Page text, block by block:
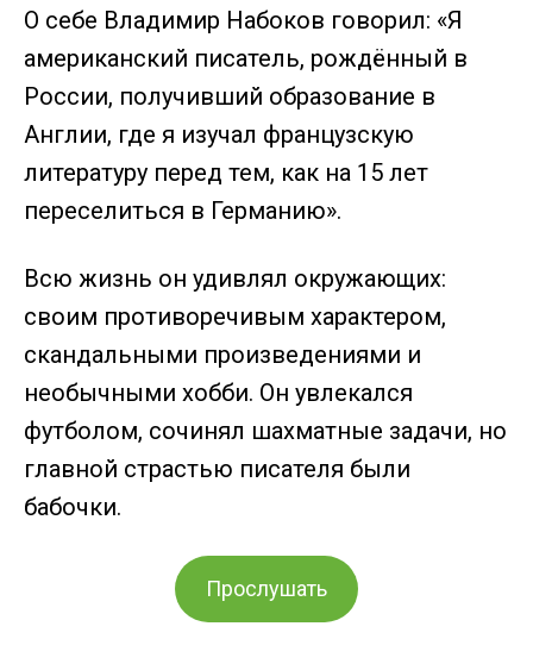
О себе Владимир Набоков говорил: «Я
американский писатель, рождённый в
России, получивший образование в
Англии, где я изучал французскую
литературу перед тем, как на 15 лет
переселиться в Германию».
Всю жизнь он удивлял окружающих:
своим противоречивым характером,
скандальными произведениями и
необычными хобби. Он увлекался
футболом, сочинял шахматные задачи, но
главной страстью писателя были
бабочки.
Прослушать